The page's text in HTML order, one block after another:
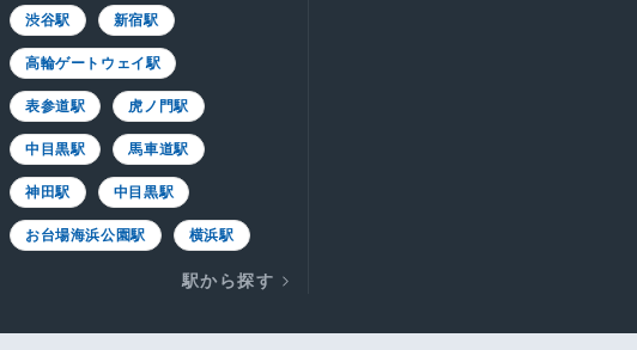
渋谷駅 新宿駅
高輪ゲートウェイ駅
表参道駅 虎ノ門駅
中目黒駅 馬車道駅
神田駅 中目黒駅
お台場海浜公園駅 横浜駅
駅から探す